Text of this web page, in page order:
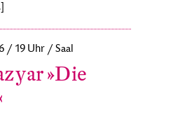
/ 19 Uhr / Saal
»Die